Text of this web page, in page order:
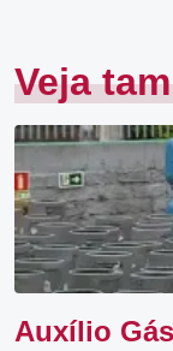
Veja
Auxílio